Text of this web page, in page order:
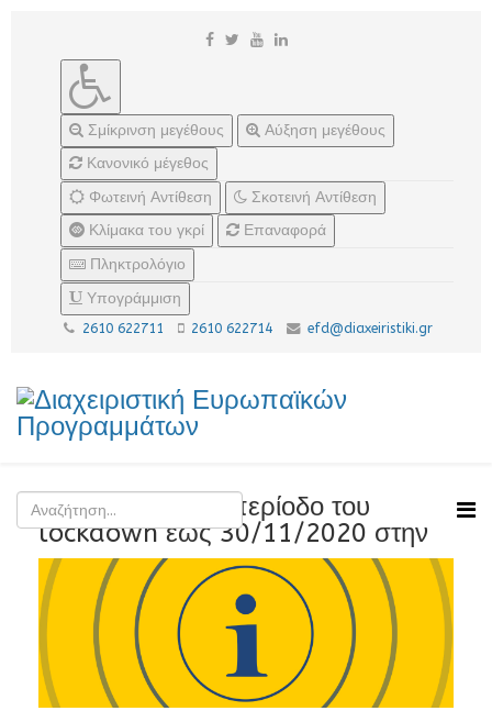
Σμίκρινση μεγέθους
Αύξηση μεγέθους
Κανονικό μέγεθος
Φωτεινή Αντίθεση
Σκοτεινή Αντίθεση
Κλίμακα του γκρί
Επαναφορά
Πληκτρολόγιο
Υπογράμμιση
2610 622711 2610 622714 efd@diaxeiristiki.gr
Τι ισχύει για την περίοδο του
lockdown έως 30/11/2020 στην